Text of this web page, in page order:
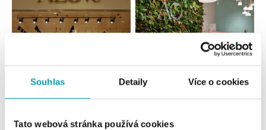
Souhlas Detaily Více o cookies
Tato webová stránka používá cookies